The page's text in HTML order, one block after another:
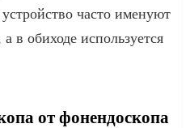
часто именуют
обиходе используется
от фонендоскопа